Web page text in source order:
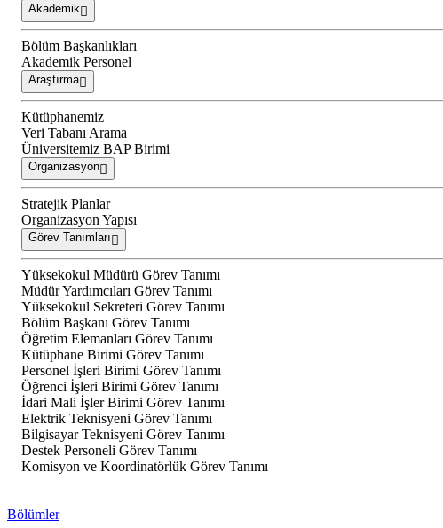
Akademik
Bölüm Başkanlıkları
Akademik Personel
Araştırma
Kütüphanemiz
Veri Tabanı Arama
Üniversitemiz BAP Birimi
Organizasyon
Stratejik Planlar
Organizasyon Yapısı
Görev Tanımları
Yüksekokul Müdürü Görev Tanımı
Müdür Yardımcıları Görev Tanımı
Yüksekokul Sekreteri Görev Tanımı
Bölüm Başkanı Görev Tanımı
Öğretim Elemanları Görev Tanımı
Kütüphane Birimi Görev Tanımı
Personel İşleri Birimi Görev Tanımı
Öğrenci İşleri Birimi Görev Tanımı
İdari Mali İşler Birimi Görev Tanımı
Elektrik Teknisyeni Görev Tanımı
Bilgisayar Teknisyeni Görev Tanımı
Destek Personeli Görev Tanımı
Komisyon ve Koordinatörlük Görev Tanımı
Bölümler